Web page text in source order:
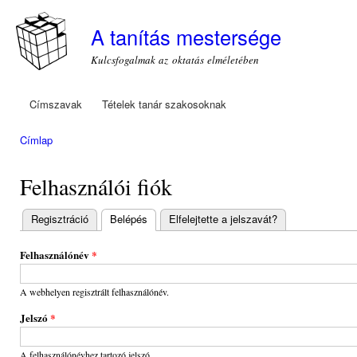
A tanítás mestersége
Kulcsfogalmak az oktatás elméletében
Főmenü
Címszavak Tételek tanár szakosoknak
Címlap
Felhasználói fiók
Elsődleges
fülek
Regisztráció Belépés (aktív fül)
Elfelejtette a jelszavát?
Felhasználónév*
A webhelyen regisztrált felhasználónév.
Jelszó*